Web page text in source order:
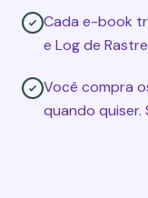
Cada e-book
e Log de
Você compra
quando quiser.